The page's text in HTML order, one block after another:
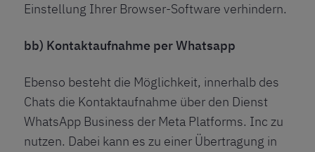
Einstellung Ihrer Browser-Software verhindern.
bb) Kontaktaufnahme per Whatsapp
Ebenso besteht die Möglichkeit, innerhalb des
Chats die Kontaktaufnahme über den Dienst
WhatsApp Business der Meta Platforms. Inc zu
nutzen. Dabei kann es zu einer Übertragung in